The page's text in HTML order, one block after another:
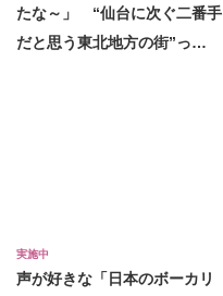
たな～」 “仙台に次ぐ二番手
だと思う東北地方の街”っ
実施中
声が好きな「日本のボーカリ